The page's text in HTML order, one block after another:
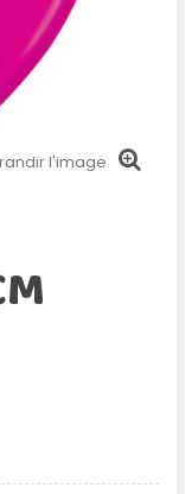
l'image